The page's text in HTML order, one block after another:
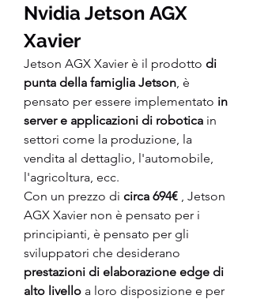
Nvidia Jetson AGX
Xavier
Jetson AGX Xavier è il prodotto di
punta della famiglia Jetson , è
pensato per essere implementato in
server e applicazioni di robotica in
settori come la produzione, la
vendita al dettaglio, l'automobile,
l'agricoltura, ecc.
Con un prezzo di circa 694€ , Jetson
AGX Xavier non è pensato per i
principianti, è pensato per gli
sviluppatori che desiderano
prestazioni di elaborazione edge di
alto livello a loro disposizione e per